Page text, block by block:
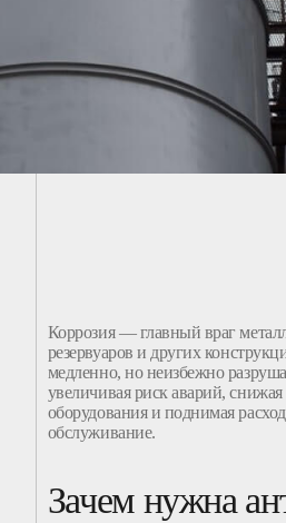
Коррозия — главный враг
резервуаров и других
медленно, но неизбежно
увеличивая риск аварий,
оборудования и поднимая
обслуживание.
Зачем нужна